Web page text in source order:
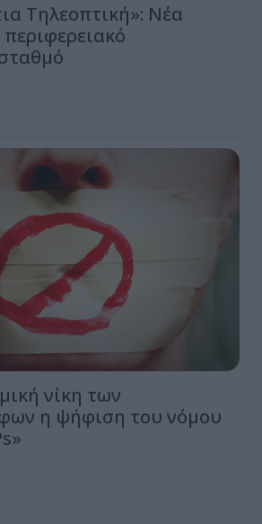
Τηλεοπτική»: Νέα
περιφερειακό
νίκη των
η ψήφιση του νόμου